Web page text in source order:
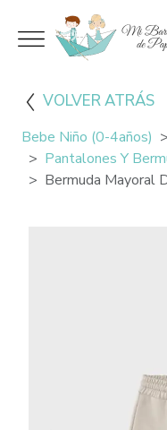
VOLVER ATRÁS
Bebe Niño (0-4años)
Pantalones Y
Bermuda Mayoral